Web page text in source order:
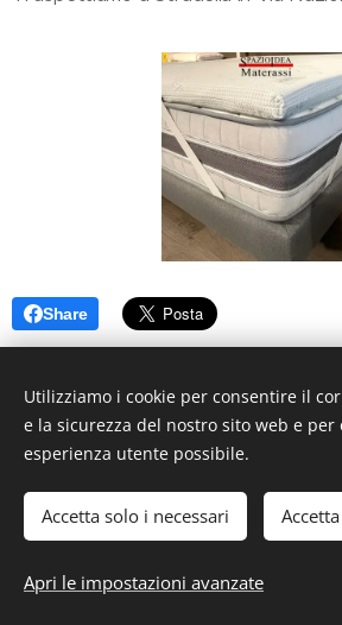
Share
© 2019 ILMondodeiMaterassi, Via
Cookies
Utilizziamo i cookie per consentire il
e la sicurezza del nostro sito web e
esperienza utente possibile.
Accetta solo i necessari
Apri le impostazioni avanzate